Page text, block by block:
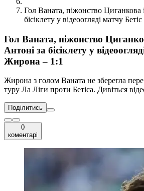
Гол Ваната, піжонство Циганкова
бісіклету у відеоогляді матчу
Гол Ваната, піжонство
Антоні за бісіклету у
Жирона – 1:1
Жирона з голом Ваната не зберегла
туру Ла Ліги проти Бетіса. Дивіться
Поділитись
0
коментарі